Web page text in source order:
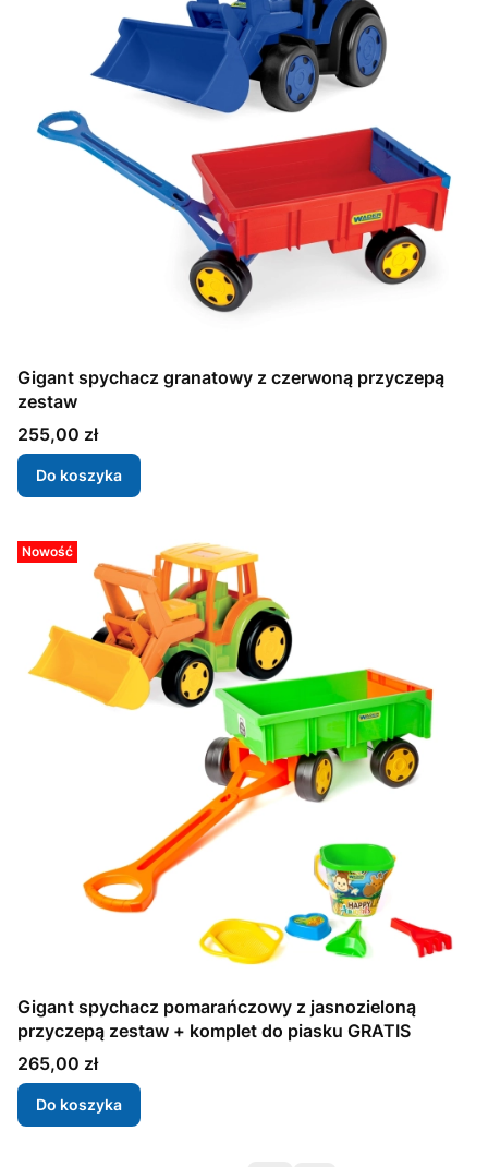
Gigant spychacz granatowy z czerwoną przyczepą
zestaw
Cena
255,00 zł
Do koszyka
Nowość
Gigant spychacz pomarańczowy z jasnozieloną
przyczepą zestaw + komplet do piasku GRATIS
Cena
265,00 zł
Do koszyka